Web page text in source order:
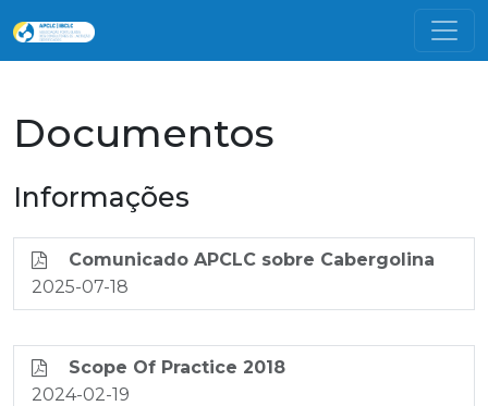
Documentos
Informações
Comunicado APCLC sobre Cabergolina
2025-07-18
Scope Of Practice 2018
2024-02-19